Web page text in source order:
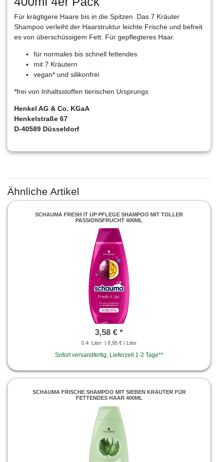
Für krägtigere Haare bis in die Spitzen. Das 7 Kräuter
Shampoo verleiht der Haarstruktur leichte Frische und befreit
es von überschüssigem Fett. Für gepflegteres Haar.
für normales bis schnell fettendes
mit 7 Kräutern
vegan* und silikonfrei
*frei von Inhaltsstoffen tierischen Ursprungs
Henkel AG & Co. KGaA
Henkelstraße 67
D-40589 Düsseldorf
Ähnliche Artikel
SCHAUMA FRESH IT UP PFLEGE SHAMPOO MIT TOLLER
PASSIONSFRUCHT 400ML
3,58 € *
0.4 Liter | 8,95 € / Liter
Sofort versandfertig, Lieferzeit 1-2 Tage**
SCHAUMA FRISCHE SHAMPOO MIT SIEBEN KRÄUTER FÜR
FETTENDES HAAR 400ML